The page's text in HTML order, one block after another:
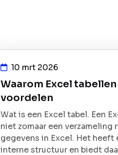
10 mrt 2026
Waarom Excel tabellen
voordelen
Wat is een Excel tabel. Een
niet zomaar een verzameling
gegevens in Excel. Het heeft
interne structuur en biedt